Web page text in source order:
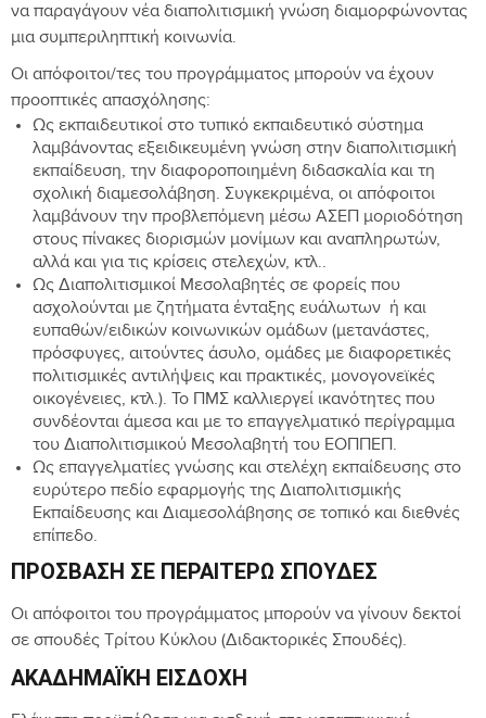
να παραγάγουν νέα διαπολιτισμική γνώση διαμορφώνοντας
μια συμπεριληπτική κοινωνία.
Οι απόφοιτοι/τες του προγράμματος μπορούν να έχουν
προοπτικές απασχόλησης:
Ως εκπαιδευτικοί στο τυπικό εκπαιδευτικό σύστημα
λαμβάνοντας εξειδικευμένη γνώση στην διαπολιτισμική
εκπαίδευση, την διαφοροποιημένη διδασκαλία και τη
σχολική διαμεσολάβηση. Συγκεκριμένα, οι απόφοιτοι
λαμβάνουν την προβλεπόμενη μέσω ΑΣΕΠ μοριοδότηση
στους πίνακες διορισμών μονίμων και αναπληρωτών,
αλλά και για τις κρίσεις στελεχών, κτλ..
Ως Διαπολιτισμικοί Μεσολαβητές σε φορείς που
ασχολούνται με ζητήματα ένταξης ευάλωτων ή και
ευπαθών/ειδικών κοινωνικών ομάδων (μετανάστες,
πρόσφυγες, αιτούντες άσυλο, ομάδες με διαφορετικές
πολιτισμικές αντιλήψεις και πρακτικές, μονογονεϊκές
οικογένειες, κτλ.). Το ΠΜΣ καλλιεργεί ικανότητες που
συνδέονται άμεσα και με το επαγγελματικό περίγραμμα
του Διαπολιτισμικού Μεσολαβητή του ΕΟΠΠΕΠ.
Ως επαγγελματίες γνώσης και στελέχη εκπαίδευσης στο
ευρύτερο πεδίο εφαρμογής της Διαπολιτισμικής
Εκπαίδευσης και Διαμεσολάβησης σε τοπικό και διεθνές
επίπεδο.
ΠΡΌΣΒΑΣΗ ΣΕ ΠΕΡΑΙΤΈΡΩ ΣΠΟΥΔΈΣ
Οι απόφοιτοι του προγράμματος μπορούν να γίνουν δεκτοί
σε σπουδές Τρίτου Κύκλου (Διδακτορικές Σπουδές).
ΑΚΑΔΗΜΑΪΚΉ ΕΙΣΔΟΧΉ